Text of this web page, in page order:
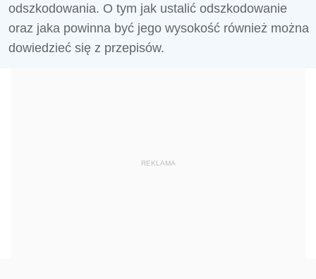
odszkodowania. O tym jak ustalić odszkodowanie
oraz jaka powinna być jego wysokość również można
dowiedzieć się z przepisów.
REKLAMA